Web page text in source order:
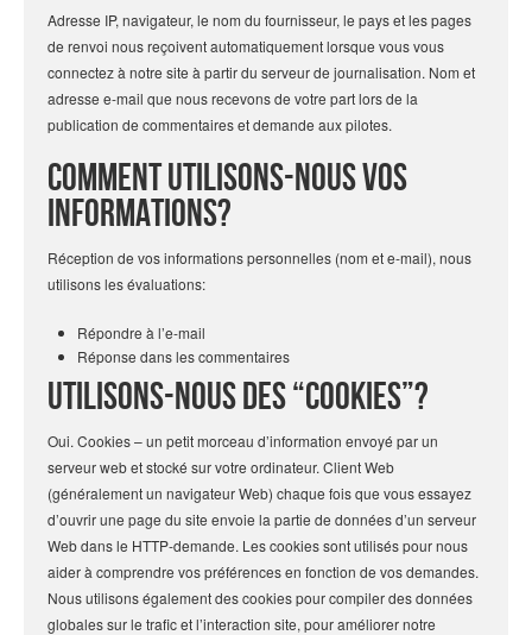
Adresse IP, navigateur, le nom du fournisseur, le pays et les pages
de renvoi nous reçoivent automatiquement lorsque vous vous
connectez à notre site à partir du serveur de journalisation. Nom et
adresse e-mail que nous recevons de votre part lors de la
publication de commentaires et demande aux pilotes.
Comment utilisons-nous vos
informations?
Réception de vos informations personnelles (nom et e-mail), nous
utilisons les évaluations:
Répondre à l’e-mail
Réponse dans les commentaires
Utilisons-nous des “cookies”?
Oui. Cookies – un petit morceau d’information envoyé par un
serveur web et stocké sur votre ordinateur. Client Web
(généralement un navigateur Web) chaque fois que vous essayez
d’ouvrir une page du site envoie la partie de données d’un serveur
Web dans le HTTP-demande. Les cookies sont utilisés pour nous
aider à comprendre vos préférences en fonction de vos demandes.
Nous utilisons également des cookies pour compiler des données
globales sur le trafic et l’interaction site, pour améliorer notre